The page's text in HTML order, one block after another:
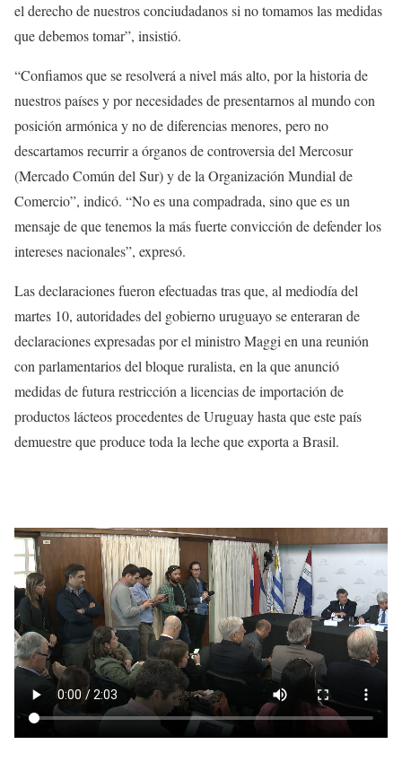
el derecho de nuestros conciudadanos si no tomamos las medidas
que debemos tomar”, insistió.
“Confiamos que se resolverá a nivel más alto, por la historia de
nuestros países y por necesidades de presentarnos al mundo con
posición armónica y no de diferencias menores, pero no
descartamos recurrir a órganos de controversia del Mercosur
(Mercado Común del Sur) y de la Organización Mundial de
Comercio”, indicó. “No es una compadrada, sino que es un
mensaje de que tenemos la más fuerte convicción de defender los
intereses nacionales”, expresó.
Las declaraciones fueron efectuadas tras que, al mediodía del
martes 10, autoridades del gobierno uruguayo se enteraran de
declaraciones expresadas por el ministro Maggi en una reunión
con parlamentarios del bloque ruralista, en la que anunció
medidas de futura restricción a licencias de importación de
productos lácteos procedentes de Uruguay hasta que este país
demuestre que produce toda la leche que exporta a Brasil.